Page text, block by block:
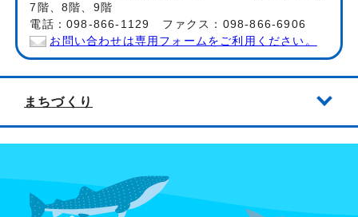
7階、8階、9階
電話：098-866-1129 ファクス：098-866-6906
お問い合わせは専用フォームをご利用ください。
まちづくり